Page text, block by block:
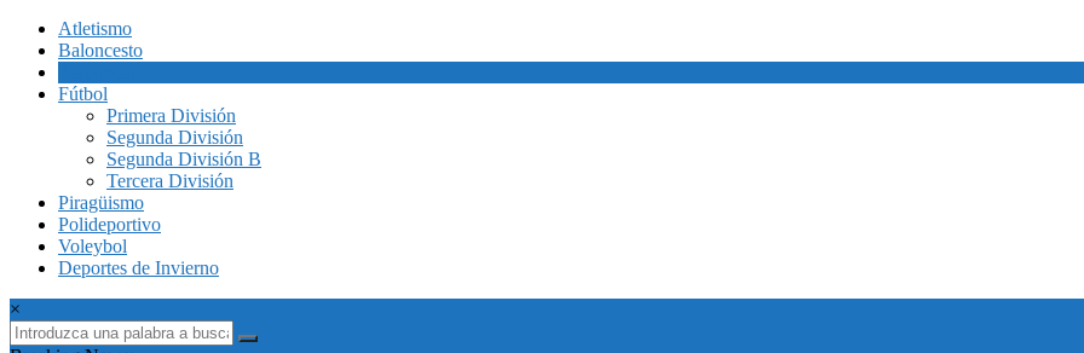
Atletismo
Baloncesto
Fútbol
Primera División
Segunda División
Segunda División B
Tercera División
Piragüismo
Polideportivo
Voleybol
Deportes de Invierno
×